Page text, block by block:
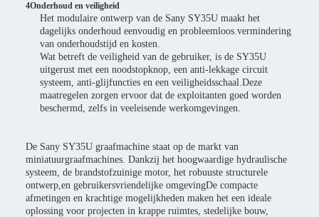
4Onderhoud en veiligheid
Het modulaire ontwerp van de Sany SY35U maakt het
dagelijks onderhoud eenvoudig en probleemloos.vermindering
van onderhoudstijd en kosten.
Wat betreft de veiligheid van de gebruiker, is de SY35U
uitgerust met een noodstopknop, een anti-lekkage circuit
systeem, anti-glijfuncties en een veiligheidsschaal.Deze
maatregelen zorgen ervoor dat de exploitanten goed worden
beschermd, zelfs in veeleisende werkomgevingen.
De Sany SY35U graafmachine staat op de markt van
miniatuurgraafmachines. Dankzij het hoogwaardige hydraulische
systeem, de brandstofzuinige motor, het robuuste structurele
ontwerp,en gebruikersvriendelijke omgevingDe compacte
afmetingen en krachtige mogelijkheden maken het een ideale
oplossing voor projecten in krappe ruimtes, stedelijke bouw,